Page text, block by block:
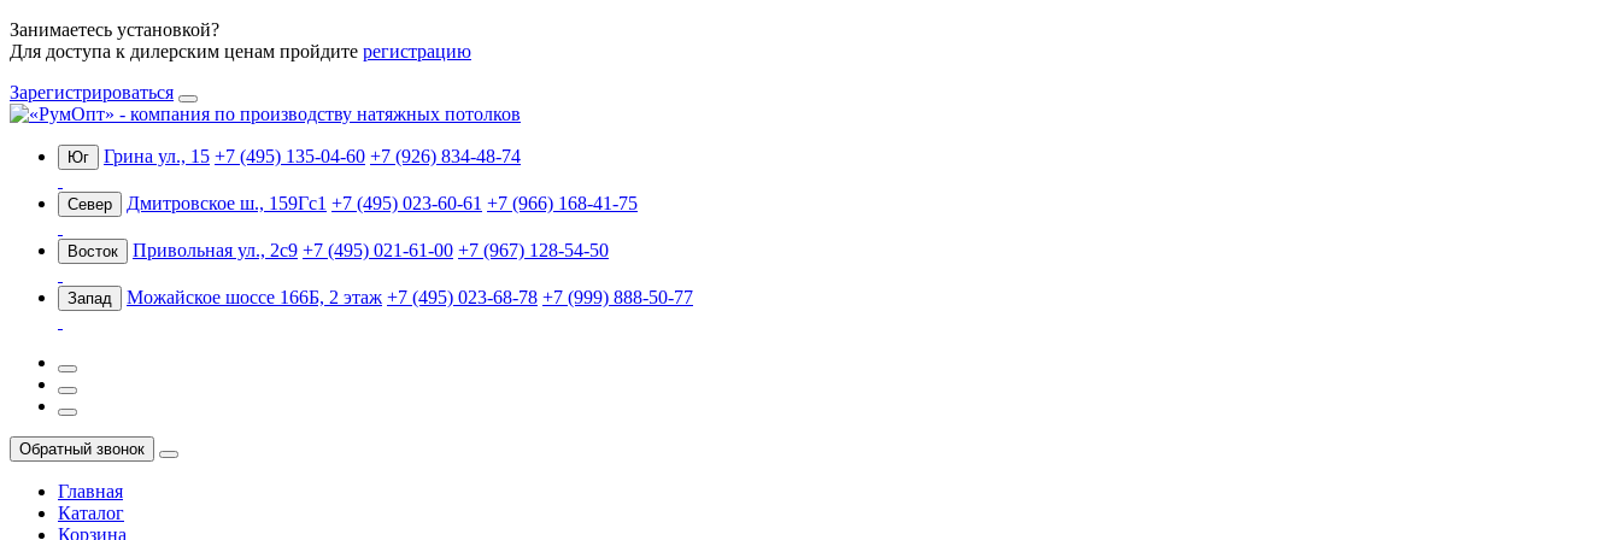
Занимаетесь установкой?
Для доступа к дилерским ценам пройдите регистрацию
Зарегистрироваться
Юг Грина ул., 15 +7 (495) 135-04-60 +7 (926) 834-48-74
Север Дмитровское ш., 159Гс1 +7 (495) 023-60-61 +7 (966) 168-41-75
Восток Привольная ул., 2с9 +7 (495) 021-61-00 +7 (967) 128-54-50
Запад Можайское шоссе 166Б, 2 этаж +7 (495) 023-68-78 +7 (999) 888-50-77
Обратный звонок
Главная
Каталог
Корзина